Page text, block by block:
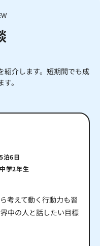
紹介します。短期間でも成
。
5泊6日
中学2年生
考えて動く行動力も習
中の人と話したい目標